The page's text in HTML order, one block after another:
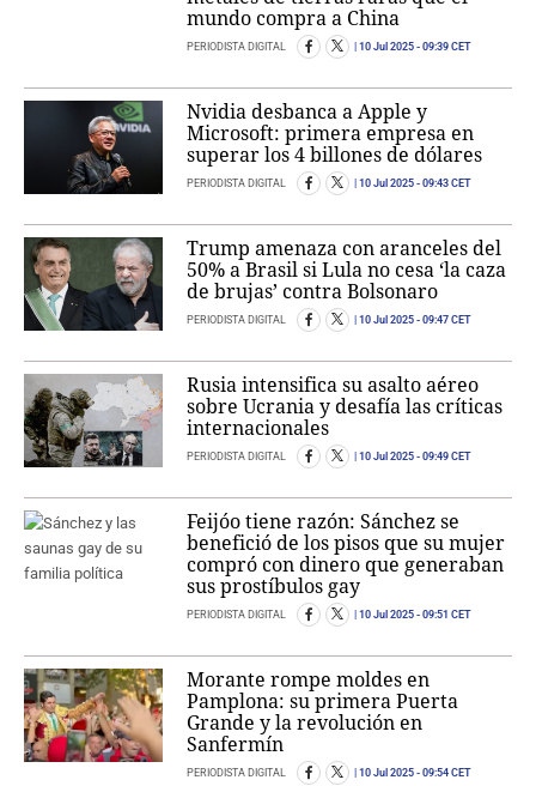
mundo compra a China
PERIODISTA DIGITAL 10 Jul 2025 - 09:39 CET
Nvidia desbanca a Apple y
Microsoft: primera empresa en
superar los 4 billones de dólares
PERIODISTA DIGITAL 10 Jul 2025 - 09:43 CET
Trump amenaza con aranceles del
50% a Brasil si Lula no cesa ‘la caza
de brujas’ contra Bolsonaro
PERIODISTA DIGITAL 10 Jul 2025 - 09:47 CET
Rusia intensifica su asalto aéreo
sobre Ucrania y desafía las críticas
internacionales
PERIODISTA DIGITAL 10 Jul 2025 - 09:49 CET
Feijóo tiene razón: Sánchez se
benefició de los pisos que su mujer
compró con dinero que generaban
sus prostíbulos gay
PERIODISTA DIGITAL 10 Jul 2025 - 09:51 CET
Morante rompe moldes en
Pamplona: su primera Puerta
Grande y la revolución en
Sanfermín
PERIODISTA DIGITAL 10 Jul 2025 - 09:54 CET